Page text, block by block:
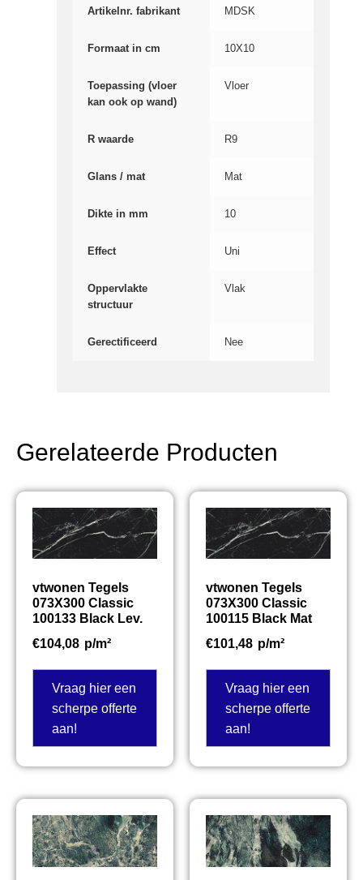
Artikelnr. fabrikant MDSK
Formaat in cm 10X10
Toepassing (vloer
kan ook op wand)
Vloer
R waarde R9
Glans / mat Mat
Dikte in mm 10
Effect Uni
Oppervlakte
structuur
Vlak
Gerectificeerd Nee
Gerelateerde Producten
vtwonen Tegels
073X300 Classic
100133 Black Lev.
€104,08 p/m²
Vraag hier een
scherpe offerte
aan!
vtwonen Tegels
073X300 Classic
100115 Black Mat
€101,48 p/m²
Vraag hier een
scherpe offerte
aan!